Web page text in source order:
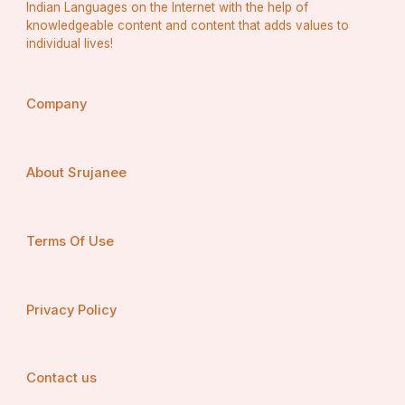
ଦିନ ରାଜା ମନ୍ଦିର ଆଗରେ ଥିବା ପାହାଚକୁ ସୁନାର ପହଁରାରେ
ଓଳାନ୍ତି"।ଏଥିରୁ ଅନୁମିତ ହୁଏ ଯେ,ଗଜପତି ଦିବ୍ୟସିଂହ
ଓଳାଇବା ବିଧି ବଳବତ୍ତର ଥିଲା।ମାତ୍ର ତାଙ୍କ ରୁଗ୍ଣ ପୁତ୍ର
ଅଦ୍ୟାବଧି ଅନୁସୃତ ହୋଇ ଆସୁଅଛି।
Indian Languages on the Internet with the help of
knowledgeable content and content that adds values to
individual lives!
Company
About Srujanee
Terms Of Use
Privacy Policy
Contact us